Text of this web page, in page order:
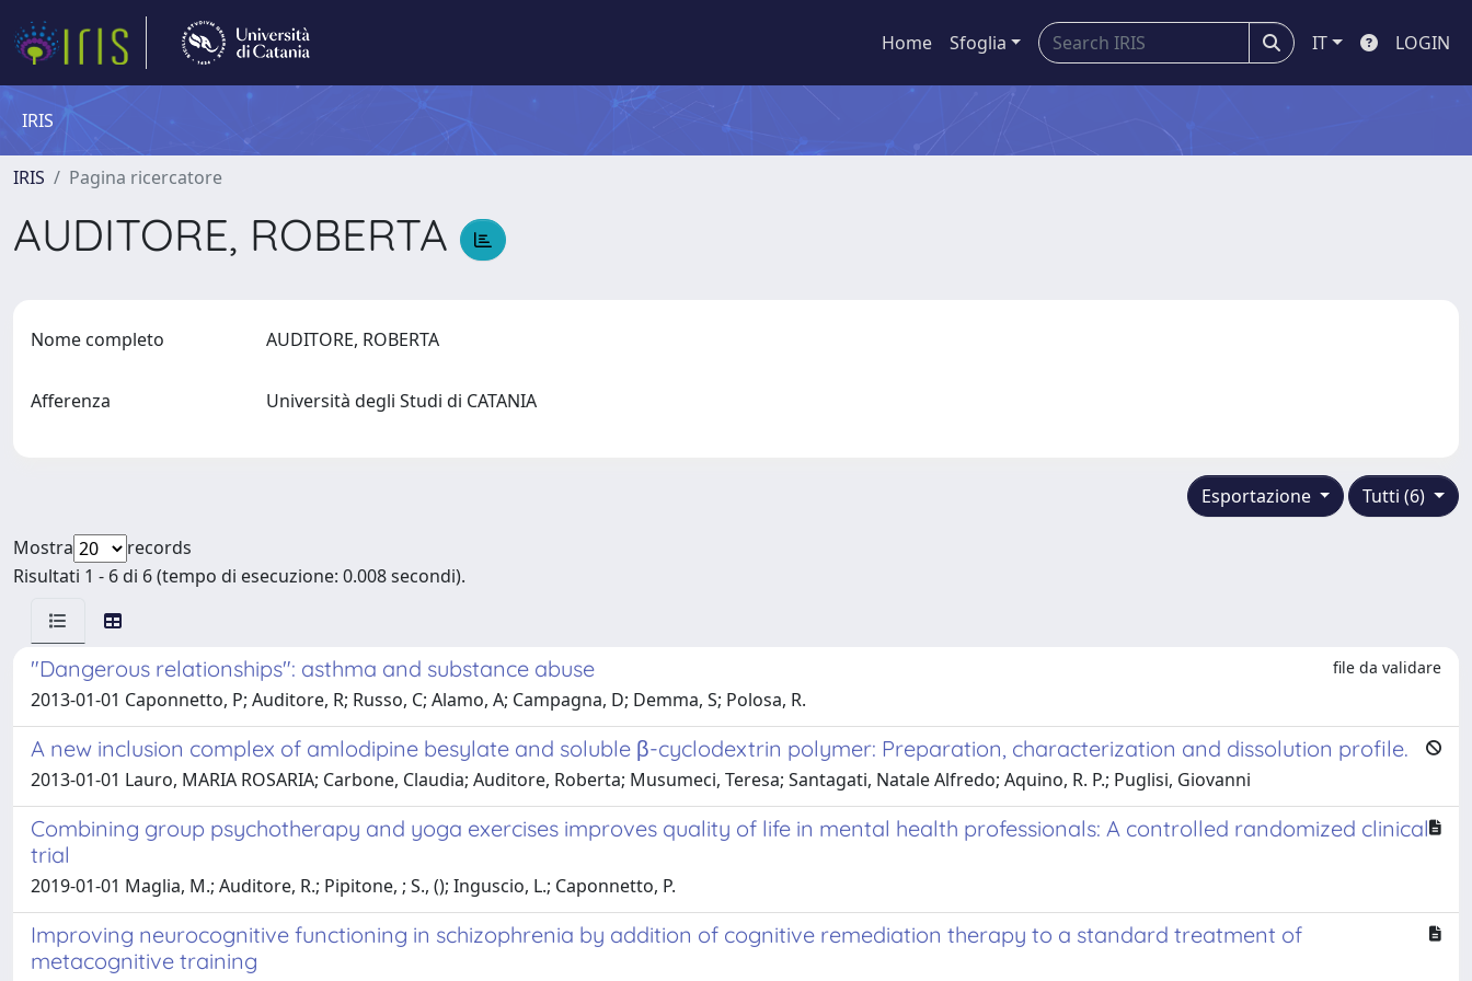
Home Sfoglia IT LOGIN
IRIS
IRIS Pagina ricercatore
AUDITORE, ROBERTA
Nome completo AUDITORE, ROBERTA
Afferenza Università degli Studi di CATANIA
Tutti (6)
Esportazione
Mostra
records
Risultati 1 - 6 di 6 (tempo di esecuzione: 0.008 secondi).
"Dangerous relationships": asthma and substance abuse file da validare
2013-01-01 Caponnetto, P; Auditore, R; Russo, C; Alamo, A; Campagna, D; Demma, S; Polosa, R.
A new inclusion complex of amlodipine besylate and soluble β-cyclodextrin polymer: Preparation, characterization and dissolution profile.
2013-01-01 Lauro, MARIA ROSARIA; Carbone, Claudia; Auditore, Roberta; Musumeci, Teresa; Santagati, Natale Alfredo; Aquino, R. P.; Puglisi, Giovanni
Combining group psychotherapy and yoga exercises improves quality of life in mental health professionals: A controlled randomized clinical
trial
2019-01-01 Maglia, M.; Auditore, R.; Pipitone, ; S., (); Inguscio, L.; Caponnetto, P.
Improving neurocognitive functioning in schizophrenia by addition of cognitive remediation therapy to a standard treatment of
metacognitive training